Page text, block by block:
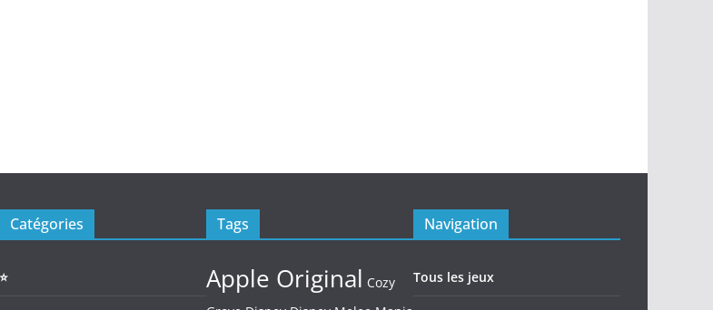
Catégories
⭐️
Tags
Apple Original Cozy
Navigation
Tous les jeux